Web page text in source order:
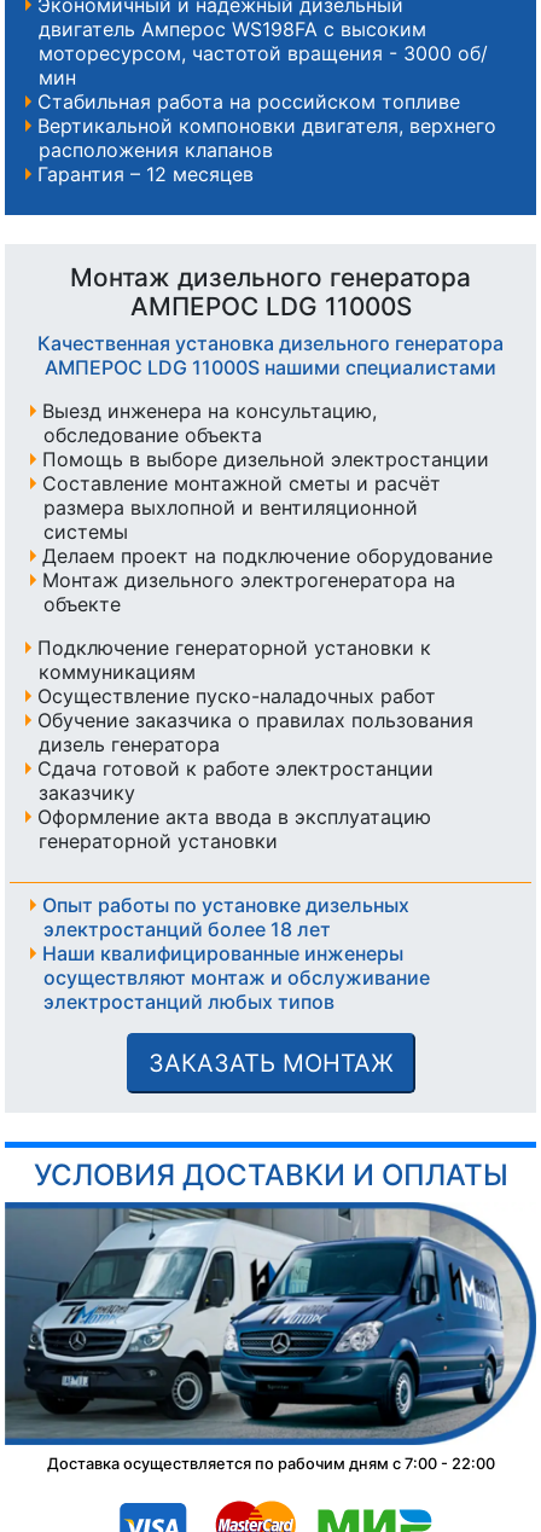
двигатель Амперос WS198FA с высоким
моторесурсом, частотой вращения - 3000 об/
мин
Стабильная работа на российском топливе
Вертикальной компоновки двигателя, верхнего
расположения клапанов
Гарантия – 12 месяцев
Монтаж дизельного генератора
АМПЕРОС LDG 11000S
Качественная установка дизельного генератора
АМПЕРОС LDG 11000S нашими специалистами
Выезд инженера на консультацию,
обследование объекта
Помощь в выборе дизельной электростанции
Составление монтажной сметы и расчёт
размера выхлопной и вентиляционной
системы
Делаем проект на подключение оборудование
Монтаж дизельного электрогенератора на
объекте
Подключение генераторной установки к
коммуникациям
Осуществление пуско-наладочных работ
Обучение заказчика о правилах пользования
дизель генератора
Сдача готовой к работе электростанции
заказчику
Оформление акта ввода в эксплуатацию
генераторной установки
Опыт работы по установке дизельных
электростанций более 18 лет
Наши квалифицированные инженеры
осуществляют монтаж и обслуживание
электростанций любых типов
ЗАКАЗАТЬ МОНТАЖ
УСЛОВИЯ ДОСТАВКИ И ОПЛАТЫ
Доставка осуществляется по рабочим дням с 7:00 - 22:00